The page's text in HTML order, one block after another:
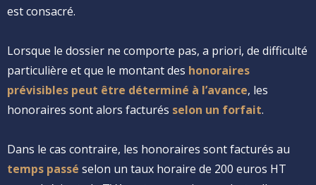
est consacré.
Lorsque le dossier ne comporte pas, a priori, de difficulté
particulière et que le montant des honoraires
prévisibles peut être déterminé à l’avance, les
honoraires sont alors facturés selon un forfait.
Dans le cas contraire, les honoraires sont facturés au
temps passé selon un taux horaire de 200 euros HT